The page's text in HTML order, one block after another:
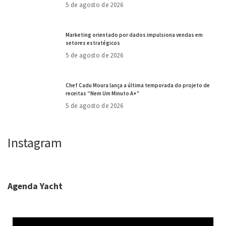
5 de agosto de 2026
Marketing orientado por dados impulsiona vendas em
setores estratégicos
5 de agosto de 2026
Chef Cadu Moura lança a última temporada do projeto de
receitas “Nem Um Minuto A+”
5 de agosto de 2026
Instagram
Agenda Yacht